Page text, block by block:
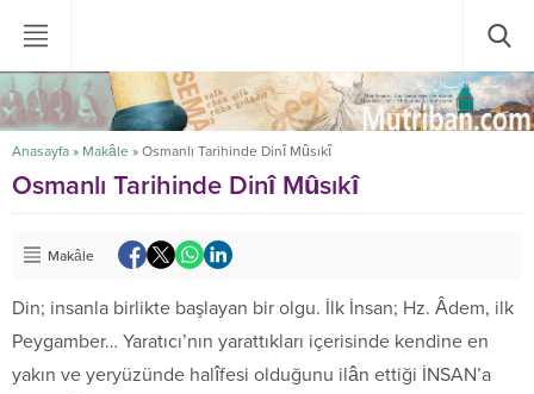
Anasayfa » Makâle » Osmanlı Tarihinde Dinî Mûsıkî
Osmanlı Tarihinde Dinî Mûsıkî
Makâle
Din; insanla birlikte başlayan bir olgu. İlk İnsan; Hz. Âdem, ilk
Peygamber… Yaratıcı’nın yarattıkları içerisinde kendine en
yakın ve yeryüzünde halîfesi olduğunu ilân ettiği İNSAN’a